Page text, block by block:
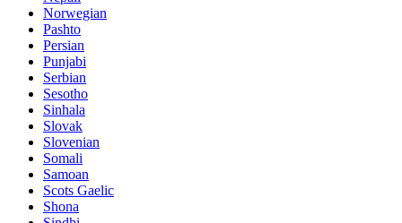
Norwegian
Pashto
Persian
Punjabi
Serbian
Sesotho
Sinhala
Slovak
Slovenian
Somali
Samoan
Scots Gaelic
Shona